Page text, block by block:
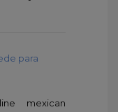
para
mexican